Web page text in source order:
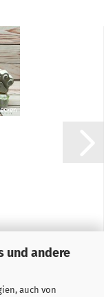
und andere
auch von